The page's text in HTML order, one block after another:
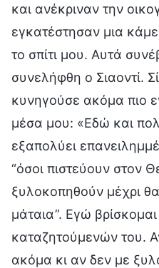
και ανέκριναν την
εγκατέστησαν μια
το σπίτι μου. Αυτά
συνελήφθη ο Σιαοντί.
κυνηγούσε ακόμα πιο
μέσα μου: «Εδώ και
εξαπολύει
“όσοι πιστεύουν στον
ξυλοκοπηθούν μέχρι
μάταια”. Εγώ
καταζητούμενών του.
ακόμα κι αν δεν με